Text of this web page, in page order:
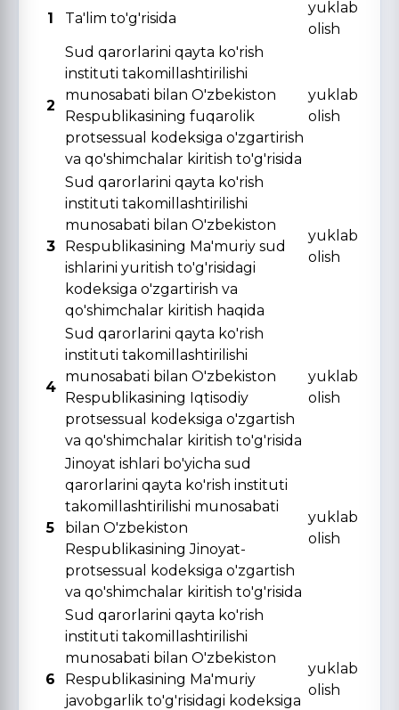
1
Ta'lim to'g'risida
yuklab
olish
2
Sud qarorlarini qayta ko'rish
instituti takomillashtirilishi
munosabati bilan O'zbekiston
Respublikasining fuqarolik
protsessual kodeksiga o'zgartirish
va qo'shimchalar kiritish to'g'risida
yuklab
olish
3
Sud qarorlarini qayta ko'rish
instituti takomillashtirilishi
munosabati bilan O'zbekiston
Respublikasining Ma'muriy sud
ishlarini yuritish to'g'risidagi
kodeksiga o'zgartirish va
qo'shimchalar kiritish haqida
yuklab
olish
4
Sud qarorlarini qayta ko'rish
instituti takomillashtirilishi
munosabati bilan O'zbekiston
Respublikasining Iqtisodiy
protsessual kodeksiga o'zgartish
va qo'shimchalar kiritish to'g'risida
yuklab
olish
5
Jinoyat ishlari bo'yicha sud
qarorlarini qayta ko'rish instituti
takomillashtirilishi munosabati
bilan O'zbekiston
Respublikasining Jinoyat-
protsessual kodeksiga o'zgartish
va qo'shimchalar kiritish to'g'risida
yuklab
olish
6
Sud qarorlarini qayta ko'rish
instituti takomillashtirilishi
munosabati bilan O'zbekiston
Respublikasining Ma'muriy
javobgarlik to'g'risidagi kodeksiga
yuklab
olish